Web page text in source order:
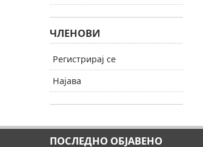
ЧЛЕНОВИ
Регистрирај се
Најава
ПОСЛЕДНО ОБЈАВЕНО